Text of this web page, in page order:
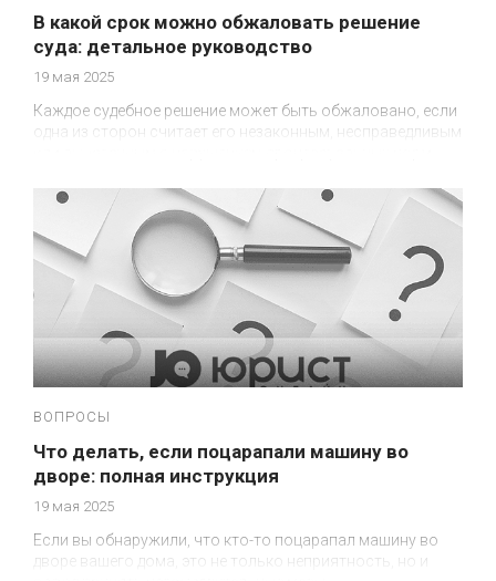
В какой срок можно обжаловать решение
суда: детальное руководство
19 мая 2025
Каждое судебное решение может быть обжаловано, если
одна из сторон считает его незаконным, несправедливым
ВОПРОСЫ
Что делать, если поцарапали машину во
дворе: полная инструкция
19 мая 2025
Если вы обнаружили, что кто-то поцарапал машину во
дворе вашего дома, это не только неприятность, но и